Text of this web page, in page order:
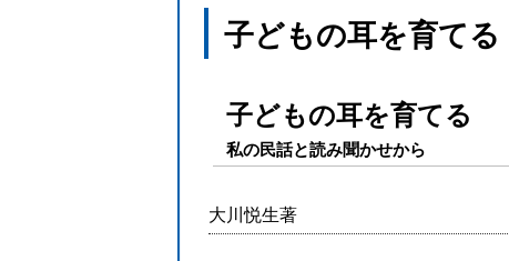
書写 社会
英語
子どもの耳を育て
子どもの耳を育てる
私の民話と読み聞かせから
大川悦生著